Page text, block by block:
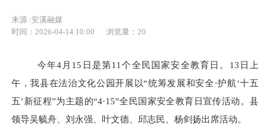
来源 :安溪融媒
时间：2026-04-14 10:00
浏览量： 20
今年4月15日是第11个全民国家安全教育日。 13日 上
午，我县在法治文化公园开展以“统筹发展和安全·护航‘十五
五’新征程”为主题的“4·15”全民国家安全教育日宣传活动。县
领导吴毓舟、刘永强、叶文德、邱志民、杨剑扬出席活动。